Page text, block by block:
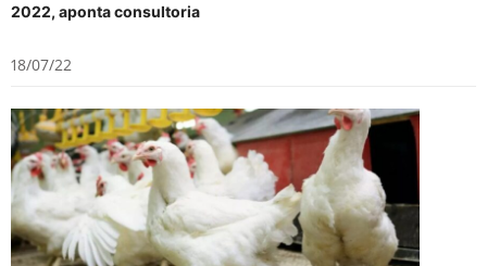
2022, aponta consultoria
18/07/22